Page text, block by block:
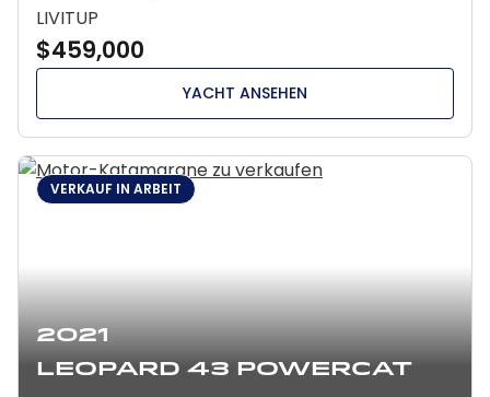
LIVITUP
$459,000
YACHT ANSEHEN
2021
Leopard 43 Powercat
VERKAUF IN ARBEIT